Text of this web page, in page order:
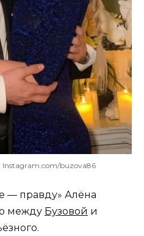
buzova86
— правду» Алёна
между Бузовой и